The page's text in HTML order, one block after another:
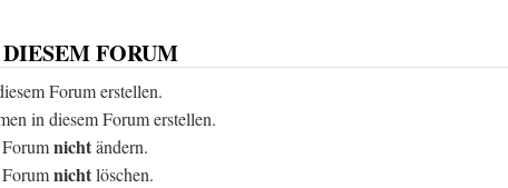
FORUM
Forum erstellen.
in diesem Forum erstellen.
nichtändern.
nichtlöschen.